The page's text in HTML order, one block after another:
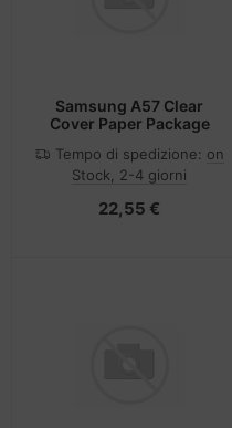
Samsung A57 Clear
Cover Paper Package
Tempo di spedizione: on
Stock, 2-4 giorni
22,55 €